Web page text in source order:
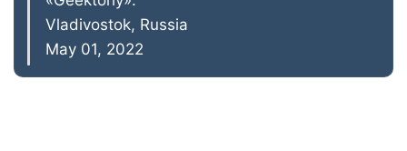
Vladivostok, Russia
May 01, 2022